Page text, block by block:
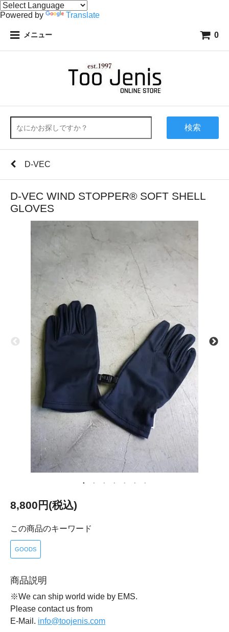
Powered by Translate
メニュー 0
検索
D-VEC
D-VEC WIND STOPPER® SOFT SHELL
GLOVES
8,800円(税込)
この商品のキーワード
GOODS
商品説明
※We can ship world wide by EMS.
Please contact us from
E-Mail. info@toojenis.com